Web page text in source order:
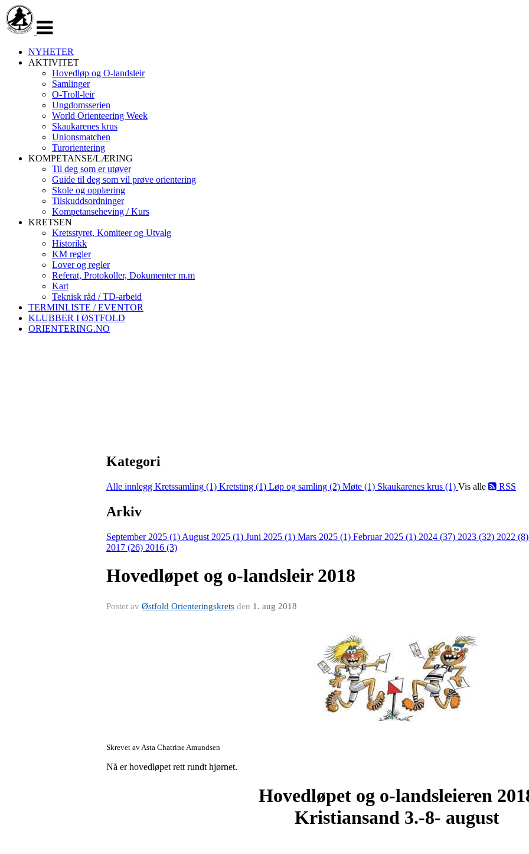
navigasjon
NYHETER
AKTIVITET
Hovedløp og O-landsleir
Samlinger
O-Troll-leir
Ungdomsserien
World Orienteering Week
Skaukarenes krus
Unionsmatchen
Turorientering
KOMPETANSE/LÆRING
Til deg som er utøver
Guide til deg som vil prøve orientering
Skole og opplæring
Tilskuddsordninger
Kompetanseheving / Kurs
KRETSEN
Kretsstyret, Komiteer og Utvalg
Historikk
KM regler
Lover og regler
Referat, Protokoller, Dokumenter m.m
Kart
Teknisk råd / TD-arbeid
TERMINLISTE / EVENTOR
KLUBBER I ØSTFOLD
ORIENTERING.NO
Kategori
Alle innlegg Kretssamling (1) Kretsting (1) Løp og samling (2) Møte (1) Skaukarenes krus (1) Vis alle RSS
Arkiv
September 2025 (1) August 2025 (1) Juni 2025 (1) Mars 2025 (1) Februar 2025 (1) 2024 (37) 2023 (32) 2022 (8)
2017 (26) 2016 (3)
Hovedløpet og o-landsleir 2018
Postet av Østfold Orienteringskrets den 1. aug 2018
Skrevet av Asta Chatrine Amundsen
Nå er hovedløpet rett rundt hjørnet.
Hovedløpet og o-landsleieren
Kristiansand 3.-8- august